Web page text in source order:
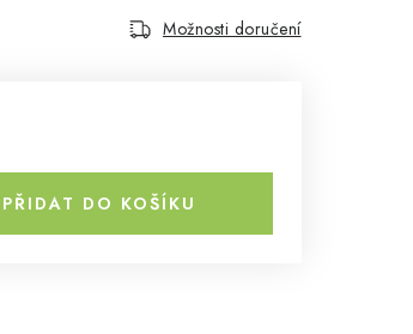
Možnosti doručení
PŘIDAT DO KOŠÍKU